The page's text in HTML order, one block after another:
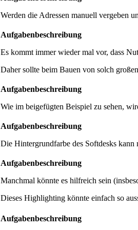
Werden die Adressen manuell vergeben
Aufgabenbeschreibung
Es kommt immer wieder mal vor, dass
Daher sollte beim Bauen von solch
Aufgabenbeschreibung
Wie im beigefügten Beispiel zu sehen,
Aufgabenbeschreibung
Die Hintergrundfarbe des Softdesks
Aufgabenbeschreibung
Manchmal könnte es hilfreich sein
Dieses Highlighting könnte einfach so
Aufgabenbeschreibung